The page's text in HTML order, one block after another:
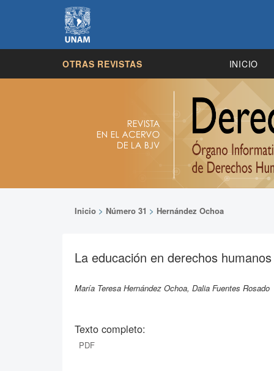
OTRAS REVISTAS INICIO
Inicio > Número 31 > Hernández Ochoa
La educación en derechos humanos
María Teresa Hernández Ochoa, Dalia Fuentes Rosado
Texto completo:
PDF